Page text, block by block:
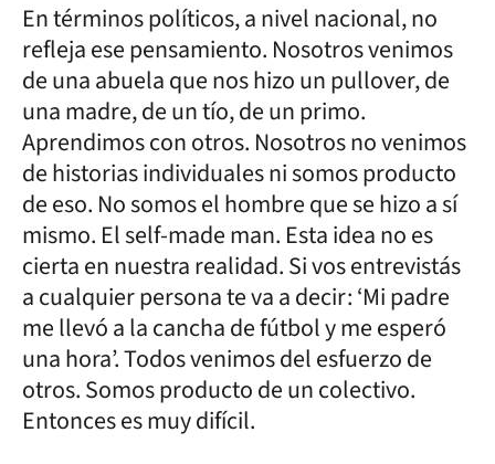
En términos políticos, a nivel nacional, no
refleja ese pensamiento. Nosotros venimos
de una abuela que nos hizo un pullover, de
una madre, de un tío, de un primo.
Aprendimos con otros. Nosotros no venimos
de historias individuales ni somos producto
de eso. No somos el hombre que se hizo a sí
mismo. El self-made man. Esta idea no es
cierta en nuestra realidad. Si vos entrevistás
a cualquier persona te va a decir: ‘Mi padre
me llevó a la cancha de fútbol y me esperó
una hora’. Todos venimos del esfuerzo de
otros. Somos producto de un colectivo.
Entonces es muy difícil.